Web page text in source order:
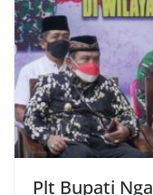
Plt Bupati